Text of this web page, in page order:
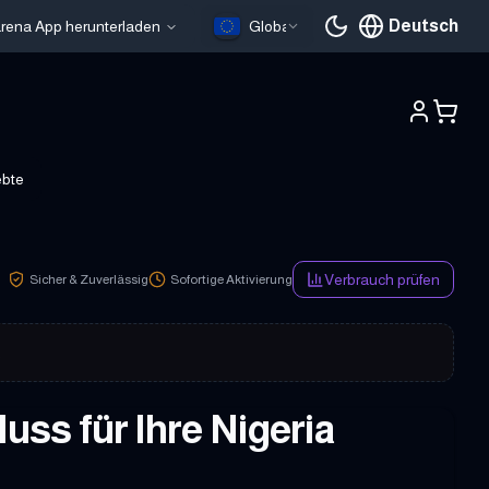
App herunterladen Global Deutsch
Aktuelle Sprache
Sicher & Zuverlässig Sofortige Aktivierung Verbrauch prüfen
für Ihre Nigeria